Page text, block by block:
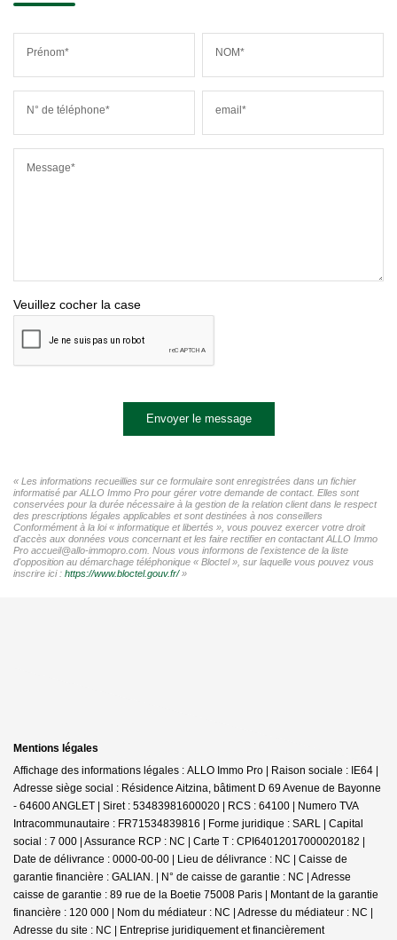
Prénom* NOM*
N° de téléphone* email*
Message*
Veuillez cocher la case
Envoyer le message
« Les informations recueillies sur ce formulaire sont enregistrées dans un fichier
informatisé par ALLO Immo Pro pour gérer votre demande de contact. Elles sont
conservées pour la durée nécessaire à la gestion de la relation client dans le respect
des prescriptions légales applicables et sont destinées à nos conseillers
Conformément à la loi « informatique et libertés », vous pouvez exercer votre droit
d'accès aux données vous concernant et les faire rectifier en contactant ALLO Immo
Pro accueil@allo-immopro.com. Nous vous informons de l'existence de la liste
d'opposition au démarchage téléphonique « Bloctel », sur laquelle vous pouvez vous
inscrire ici : https://www.bloctel.gouv.fr/»
Mentions légales
Affichage des informations légales : ALLO Immo Pro | Raison sociale : IE64 |
Adresse siège social : Résidence Aitzina, bâtiment D 69 Avenue de Bayonne
- 64600 ANGLET | Siret : 53483981600020 | RCS : 64100 | Numero TVA
Intracommunautaire : FR71534839816 | Forme juridique : SARL | Capital
social : 7 000 | Assurance RCP : NC | Carte T : CPI64012017000020182 |
Date de délivrance : 0000-00-00 | Lieu de délivrance : NC | Caisse de
garantie financière : GALIAN. | N° de caisse de garantie : NC | Adresse
caisse de garantie : 89 rue de la Boetie 75008 Paris | Montant de la garantie
financière : 120 000 | Nom du médiateur : NC | Adresse du médiateur : NC |
Adresse du site : NC | Entreprise juridiquement et financièrement